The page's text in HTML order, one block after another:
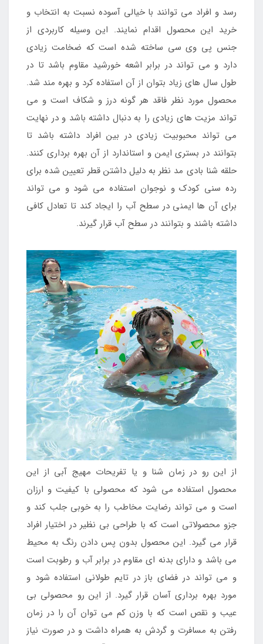
رسد و افراد می توانند با خیالی آسوده نسبت به انتخاب و
خرید این محصول اقدام نمایند. این وسیله کاربردی از
جنس پی وی سی ساخته شده است که ضخامت زیادی
دارد و می تواند در برابر اشعه خورشید مقاوم باشد تا در
طول سال های زیاد بتوان از آن استفاده کرد و بهره مند شد.
محصول مورد نظر فاقد هر گونه درز و شکاف است و می
تواند مزیت های زیادی را به دنبال داشته باشد و در نهایت
می تواند محبوبیت زیادی در بین افراد داشته باشد تا
بتوانند در بستری ایمن و استاندارد از آن بهره برداری کنند.
حلقه شنا بادی مد نظر به دلیل داشتن قطر تعیین شده برای
رده سنی کودک و نوجوان استفاده می شود و می تواند
برای آن ها ایمنی در سطح آب را ایجاد کند تا تعادل کافی
داشته باشند و بتوانند در سطح آب قرار گیرند.
از این رو در زمان شنا و یا تفریحات مهیج آبی از این
محصول استفاده می شود که محصولی با کیفیت و ارزان
است و می تواند رضایت مخاطب را به خوبی جلب کند و
جزو محصولاتی است که با طراحی بی نظیر در اختیار افراد
قرار می گیرد. این محصول بدون پس دادن رنگ به محیط
می باشد و دارای بدنه ای مقاوم در برابر آب و رطوبت است
و می تواند در فضای باز در تایم طولانی استفاده شود و
مورد بهره برداری آسان قرار گیرد. از این رو محصولی بی
عیب و نقص است که با وزن کم می توان آن را در زمان
رفتن به مسافرت و گردش به همراه داشت و در صورت نیاز